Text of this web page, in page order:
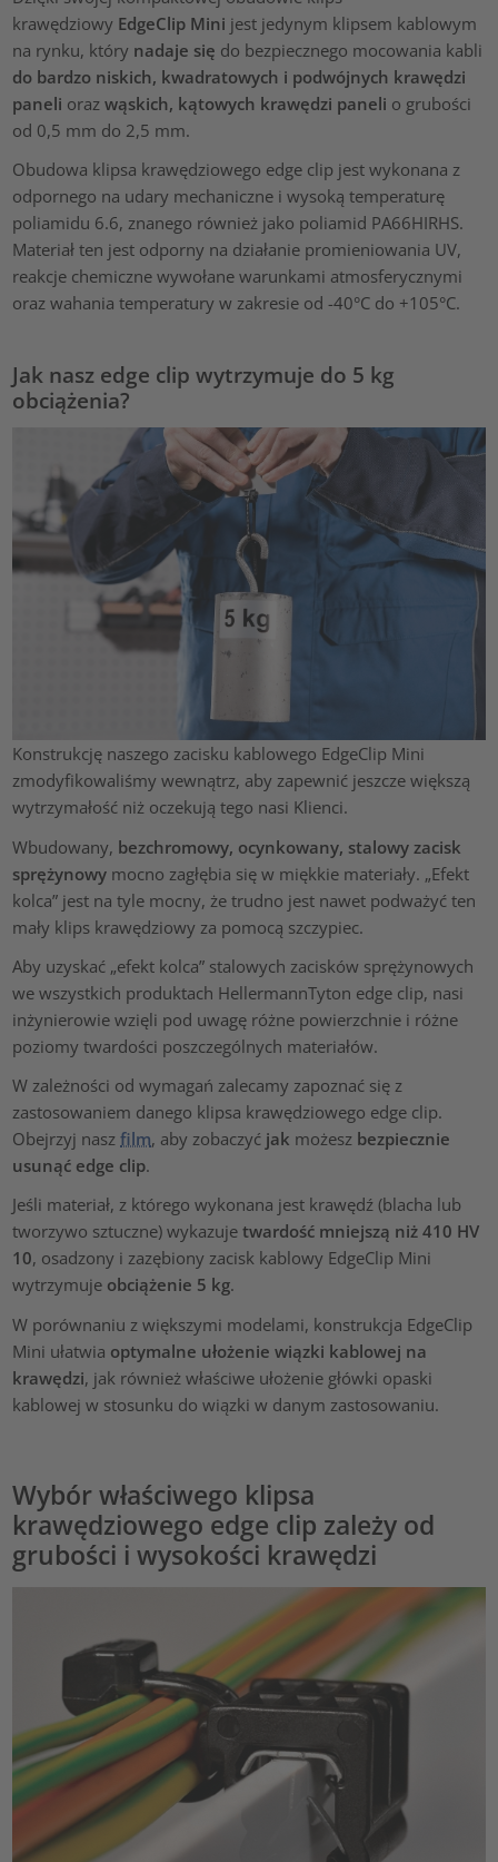
krawędziowy EdgeClip Mini jest jedynym klipsem kablowym
na rynku, który nadaje się do bezpiecznego mocowania kabli
do bardzo niskich, kwadratowych i podwójnych krawędzi
paneli orazwąskich, kątowych krawędzi paneli o grubości
od 0,5 mm do 2,5 mm.
Obudowa klipsa krawędziowego edge clip jest wykonana z
odpornego na udary mechaniczne i wysoką temperaturę
poliamidu 6.6, znanego również jako poliamid PA66HIRHS.
Materiał ten jest odporny na działanie promieniowania UV,
reakcje chemiczne wywołane warunkami atmosferycznymi
oraz wahania temperatury w zakresie od -40°C do +105°C.
Jak nasz edge clip wytrzymuje do 5 kg
obciążenia?
Konstrukcję naszego zacisku kablowego EdgeClip Mini
zmodyfikowaliśmy wewnątrz, aby zapewnić jeszcze większą
wytrzymałość niż oczekują tego nasi Klienci.
Wbudowany, bezchromowy, ocynkowany, stalowy zacisk
sprężynowy mocno zagłębia się w miękkie materiały. „Efekt
kolca” jest na tyle mocny, że trudno jest nawet podważyć ten
mały klips krawędziowy za pomocą szczypiec.
Aby uzyskać „efekt kolca” stalowych zacisków sprężynowych
we wszystkich produktach HellermannTyton edge clip, nasi
inżynierowie wzięli pod uwagę różne powierzchnie i różne
poziomy twardości poszczególnych materiałów.
W zależności od wymagań zalecamy zapoznać się z
zastosowaniem danego klipsa krawędziowego edge clip.
Obejrzyj naszfilm, aby zobaczyć jak możesz bezpiecznie
usunąć edge clip.
Jeśli materiał, z którego wykonana jest krawędź (blacha lub
tworzywo sztuczne) wykazujetwardość mniejszą niż 410 HV
10, osadzony i zazębiony zacisk kablowy EdgeClip Mini
wytrzymuje obciążenie 5 kg.
W porównaniu z większymi modelami, konstrukcja EdgeClip
Mini ułatwia optymalne ułożenie wiązki kablowej na
krawędzi, jak również właściwe ułożenie główki opaski
kablowej w stosunku do wiązki w danym zastosowaniu.
Wybór właściwego klipsa
krawędziowego edge clip zależy od
grubości i wysokości krawędzi